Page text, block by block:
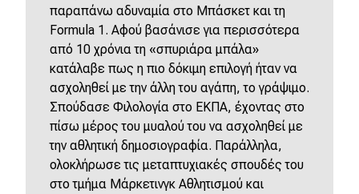
παραπάνω αδυναμία στο Μπάσκετ και τη
Formula 1. Αφού βασάνισε για περισσότερα
από 10 χρόνια τη «σπυριάρα μπάλα»
κατάλαβε πως η πιο δόκιμη επιλογή ήταν να
ασχοληθεί με την άλλη του αγάπη, το γράψιμο.
Σπούδασε Φιλολογία στο ΕΚΠΑ, έχοντας στο
πίσω μέρος του μυαλού του να ασχοληθεί με
την αθλητική δημοσιογραφία. Παράλληλα,
ολοκλήρωσε τις μεταπτυχιακές σπουδές του
στο τμήμα Μάρκετινγκ Αθλητισμού και